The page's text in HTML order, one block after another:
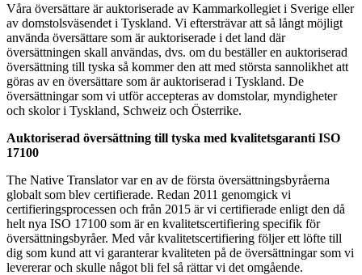
Våra översättare är auktoriserade av Kammarkollegiet i Sverige eller
av domstolsväsendet i Tyskland. Vi eftersträvar att så långt möjligt
använda översättare som är auktoriserade i det land där
översättningen skall användas, dvs. om du beställer en auktoriserad
översättning till tyska så kommer den att med största sannolikhet att
göras av en översättare som är auktoriserad i Tyskland. De
översättningar som vi utför accepteras av domstolar, myndigheter
och skolor i Tyskland, Schweiz och Österrike.
Auktoriserad översättning till tyska med kvalitetsgaranti ISO
17100
The Native Translator var en av de första översättningsbyråerna
globalt som blev certifierade. Redan 2011 genomgick vi
certifieringsprocessen och från 2015 är vi certifierade enligt den då
helt nya ISO 17100 som är en kvalitetscertifiering specifik för
översättningsbyråer. Med vår kvalitetscertifiering följer ett löfte till
dig som kund att vi garanterar kvaliteten på de översättningar som vi
levererar och skulle något bli fel så rättar vi det omgående.